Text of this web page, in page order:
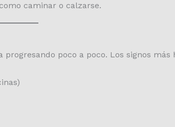
caminar o calzarse.
poco a poco. Los signos más